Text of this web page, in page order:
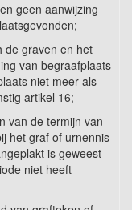
geen aanwijzing
de graven en het
van begraafplaats
niet meer als
artikel 16;
van de termijn van
het graf of urnennis
is geweest
niet heeft